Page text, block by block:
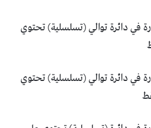
في دائرة توالي (تسلسلية) تحتوي
في دائرة توالي (تسلسلية) تحتوي